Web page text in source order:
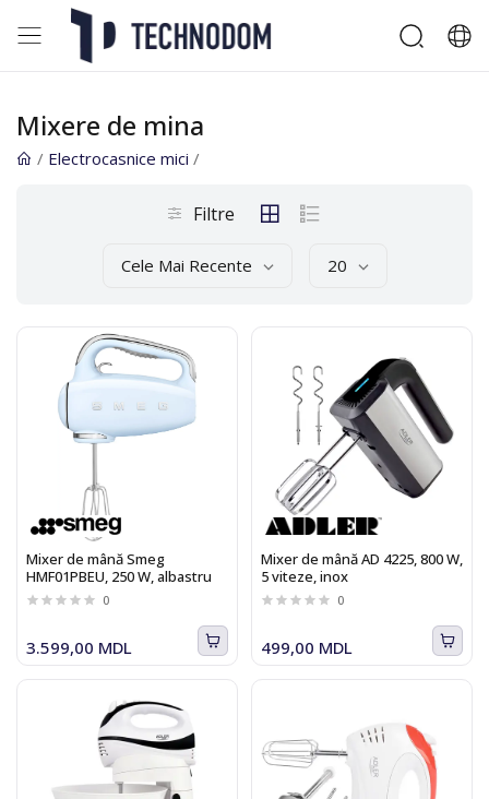
Mixere de mina
/ Electrocasnice mici /
Filtre
Cele Mai Recente 20
Mixer de mână Smeg
HMF01PBEU, 250 W, albastru
0
3.599,00 MDL
Mixer de mână AD 4225, 800 W,
5 viteze, inox
0
499,00 MDL